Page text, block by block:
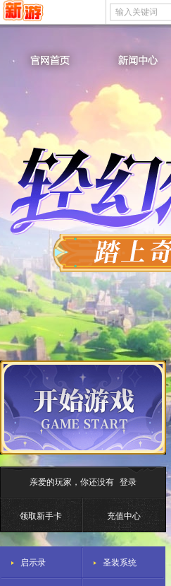
输入关键词
亲爱的玩家，你还没有 登录
领取新手卡 充值中心
启示录 圣装系统